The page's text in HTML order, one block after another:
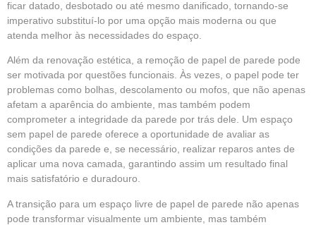
ficar datado, desbotado ou até mesmo danificado, tornando-se
imperativo substituí-lo por uma opção mais moderna ou que
atenda melhor às necessidades do espaço.
Além da renovação estética, a remoção de papel de parede pode
ser motivada por questões funcionais. Às vezes, o papel pode ter
problemas como bolhas, descolamento ou mofos, que não apenas
afetam a aparência do ambiente, mas também podem
comprometer a integridade da parede por trás dele. Um espaço
sem papel de parede oferece a oportunidade de avaliar as
condições da parede e, se necessário, realizar reparos antes de
aplicar uma nova camada, garantindo assim um resultado final
mais satisfatório e duradouro.
A transição para um espaço livre de papel de parede não apenas
pode transformar visualmente um ambiente, mas também